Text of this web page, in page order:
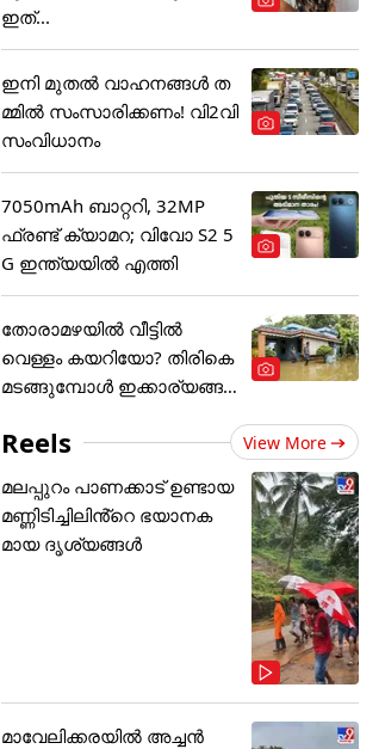
ഇത്...
ഇനി മുതൽ വാഹനങ്ങൾ ത
മ്മിൽ സംസാരിക്കണം! വി2വി
സംവിധാനം
7050mAh ബാറ്ററി, 32MP
ഫ്രണ്ട് ക്യാമറ; വിവോ S2 5
G ഇന്ത്യയിൽ എത്തി
തോരാമഴയിൽ വീട്ടിൽ
വെള്ളം കയറിയോ? തിരികെ
മടങ്ങുമ്പോൾ ഇക്കാര്യങ്ങ
Reels View More
മലപ്പുറം പാണക്കാട് ഉണ്ടായ
മണ്ണിടിച്ചിലിൻ്റെ ഭയാനക
മായ ദൃശ്യങ്ങൾ
മാവേലിക്കരയിൽ അച്ചൻ